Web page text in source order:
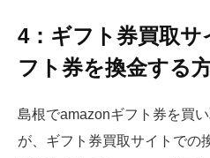
4：ギフト券買取
フト券を換金する
島根でamazonギフト券を買
が、ギフト券買取サイトでの